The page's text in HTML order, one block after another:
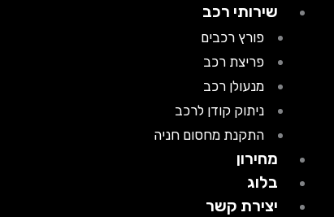
שירותי רכב
פורץ רכבים
פריצת רכב
מנעולן רכב
ניתוק קודן לרכב
התקנת מחסום חניה
מחירון
בלוג
יצירת קשר